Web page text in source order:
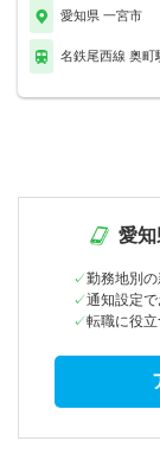
愛知県 一宮市
名鉄尾西線 奥町
愛
勤務地別
通知設定
転職に役